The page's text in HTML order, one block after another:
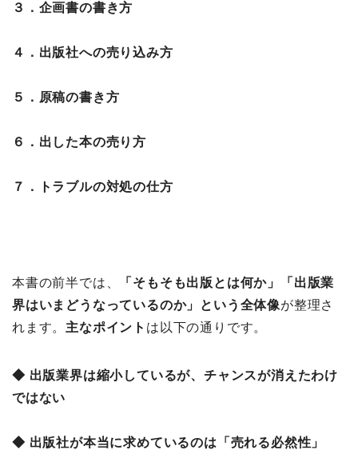
３．企画書の書き方
４．出版社への売り込み方
５．原稿の書き方
６．出した本の売り方
７．トラブルの対処の仕方
本書の前半では、
「そもそも出版とは何か」「出版業
界はいまどうなっているのか」という全体像が整理さ
れます。 主なポイント は以下の通りです。
◆ 出版業界は縮小しているが、チャンスが消えたわけ
ではない
◆ 出版社が本当に求めているのは「売れる必然性」